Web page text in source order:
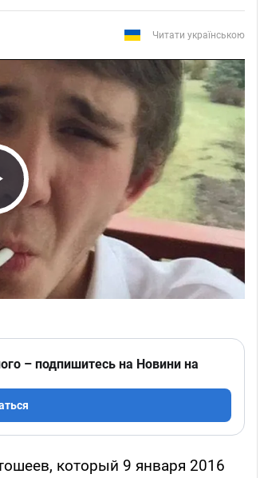
Читати українською
Video
– подпишитесь на Новини на
который 9 января 2016